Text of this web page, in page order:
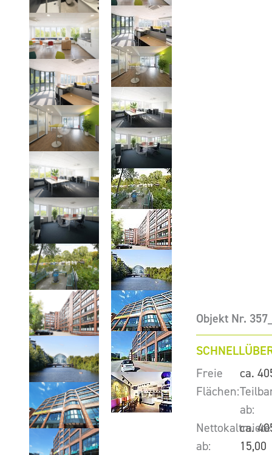
Objekt Nr.
Freie
Flächen:
ca.
ab:
ca.
Nettokaltmiete
ab:
15,00